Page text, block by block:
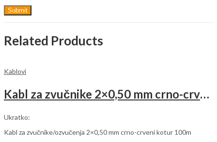
Related Products
Kablovi
Kabl za zvučnike 2×0,50 mm crno-crveni (rolna 100m)
Ukratko:
Kabl za zvučnike/ozvučenja 2×0,50 mm crno-crveni kotur 100m